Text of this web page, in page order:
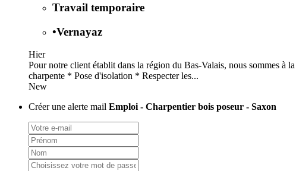
Travail temporaire
•Vernayaz
Hier
Pour notre client établit dans la région du Bas-Valais, nous sommes à
charpente * Pose d'isolation * Respecter les...
New
Créer une alerte mail Emploi - Charpentier bois poseur - Saxon